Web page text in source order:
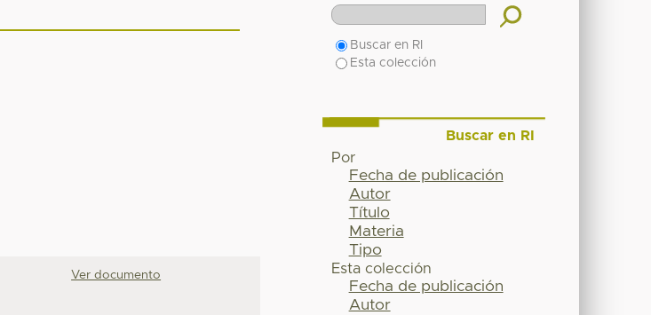
Ver documento
Buscar en RI
Esta colección
Buscar en RI
Por
Fecha de publicación
Autor
Título
Materia
Tipo
Esta colección
Fecha de publicación
Autor